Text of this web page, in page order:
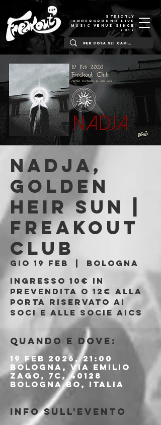
STRICTLY
UNDERGROUND LIVE
MUSIC VENUE SINCE
2012
Nadja,
Golden
Heir Sun |
Freakout
Club
gio 19 feb
Bologna
Ingresso 10€ in
prevendita o 12€ alla
porta riservato ai
soci e alle socie AICS
Quando e dove:
19 feb 2026, 21:00
Bologna, Via Emilio
Zago, 7c, 40128
Bologna BO, Italia
Info sull'evento